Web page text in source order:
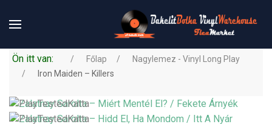
Ön itt van: Főlap
Nagylemez - Vinyl Long Play
Iron Maiden – Killers